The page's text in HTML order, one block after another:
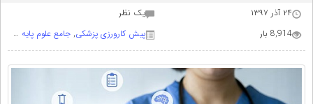
۲۴ آذر ۱۳۹۷
يک نظر
8,914 بار
پیش کارورزی پزشکی, جامع علوم پایه پزشکی